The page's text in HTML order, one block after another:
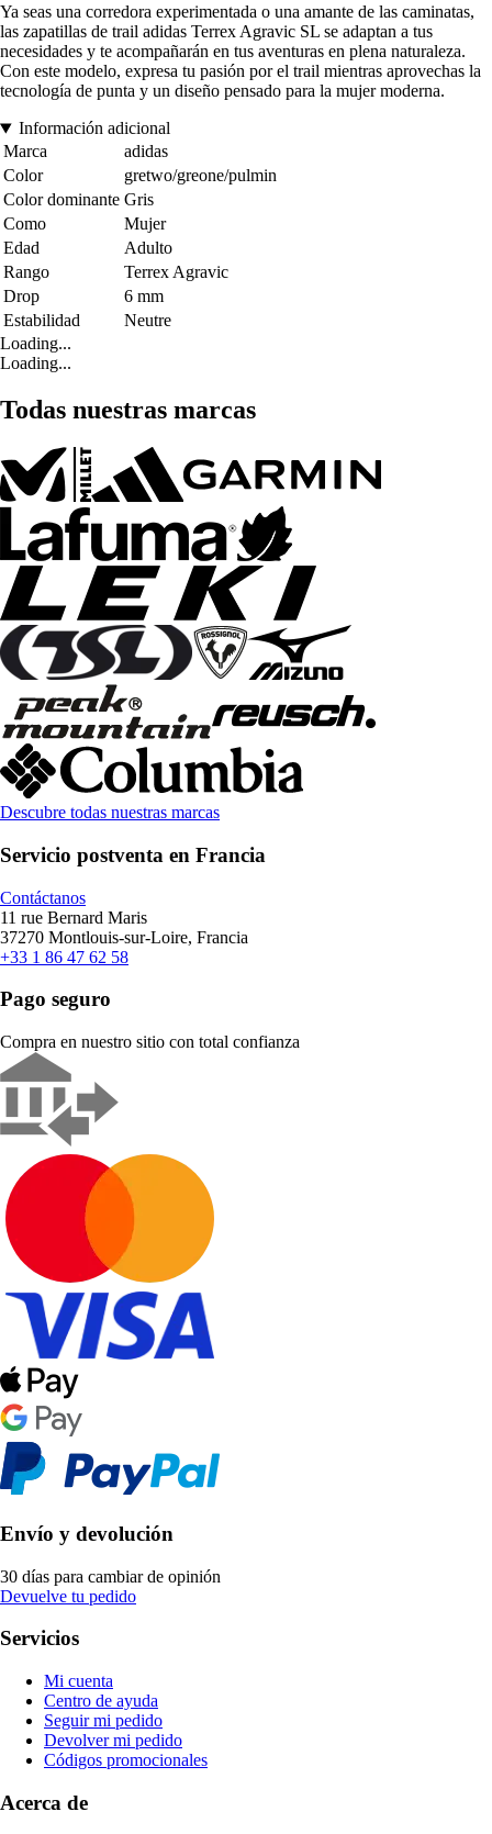
Ya seas una corredora experimentada o una amante de las caminatas,
las zapatillas de trail adidas Terrex Agravic SL se adaptan a tus
necesidades y te acompañarán en tus aventuras en plena naturaleza.
Con este modelo, expresa tu pasión por el trail mientras aprovechas la
tecnología de punta y un diseño pensado para la mujer moderna.
Información adicional
Marca
adidas
Color
gretwo/greone/pulmin
Color dominante Gris
Como
Mujer
Edad
Adulto
Rango
Terrex Agravic
Drop
6 mm
Estabilidad
Neutre
Loading...
Loading...
Todas nuestras marcas
Descubre todas nuestras marcas
Servicio postventa en Francia
Contáctanos
11 rue Bernard Maris
37270 Montlouis-sur-Loire, Francia
+33 1 86 47 62 58
Pago seguro
Compra en nuestro sitio con total confianza
Envío y devolución
30 días para cambiar de opinión
Devuelve tu pedido
Servicios
Mi cuenta
Centro de ayuda
Seguir mi pedido
Devolver mi pedido
Códigos promocionales
Acerca de